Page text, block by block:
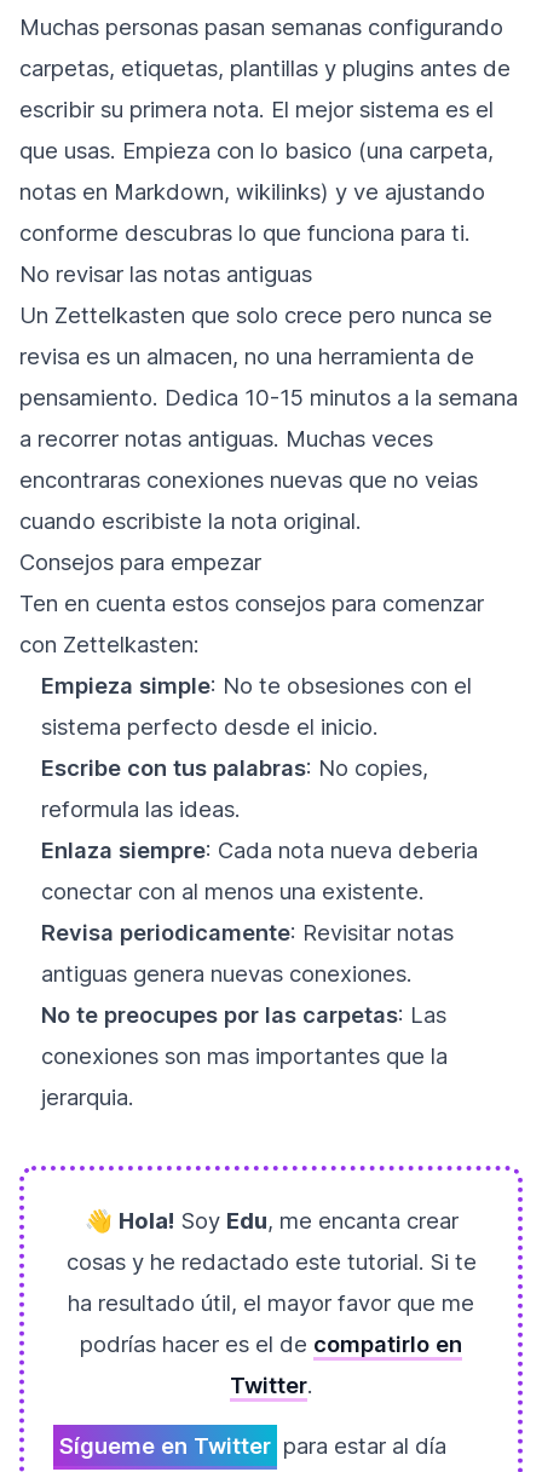
Muchas personas pasan semanas configurando
carpetas, etiquetas, plantillas y plugins antes de
escribir su primera nota. El mejor sistema es el
que usas. Empieza con lo basico (una carpeta,
notas en Markdown, wikilinks) y ve ajustando
conforme descubras lo que funciona para ti.
No revisar las notas antiguas
Un Zettelkasten que solo crece pero nunca se
revisa es un almacen, no una herramienta de
pensamiento. Dedica 10-15 minutos a la semana
a recorrer notas antiguas. Muchas veces
encontraras conexiones nuevas que no veias
cuando escribiste la nota original.
Consejos para empezar
Ten en cuenta estos consejos para comenzar
con Zettelkasten:
Empieza simple: No te obsesiones con el
sistema perfecto desde el inicio.
Escribe con tus palabras: No copies,
reformula las ideas.
Enlaza siempre: Cada nota nueva deberia
conectar con al menos una existente.
Revisa periodicamente: Revisitar notas
antiguas genera nuevas conexiones.
No te preocupes por las carpetas: Las
conexiones son mas importantes que la
jerarquia.
👋 Hola! Soy Edu, me encanta crear
cosas y he redactado este tutorial. Si te
ha resultado útil, el mayor favor que me
podrías hacer es el de compatirlo en
Twitter.
Sígueme en Twitter para estar al día